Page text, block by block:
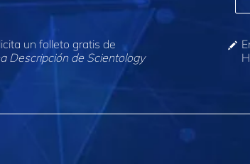
un folleto gratis de
Descripción de Scientology